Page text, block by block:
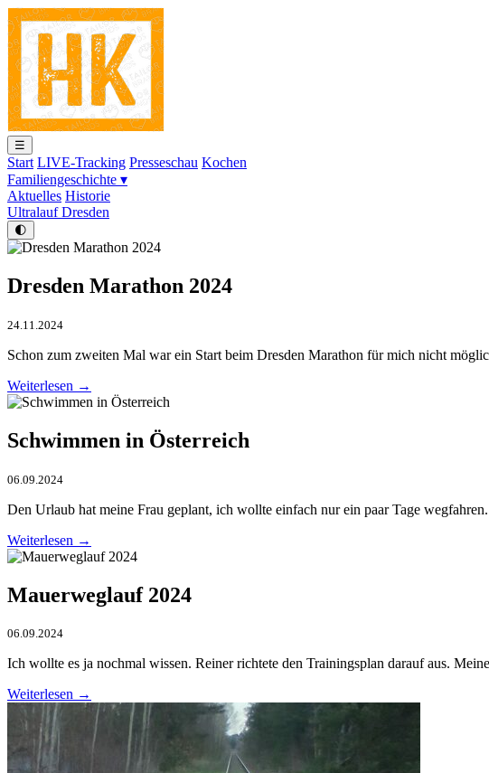
☰
Start LIVE-Tracking Presseschau Kochen
Familiengeschichte ▾
Aktuelles Historie
Ultralauf Dresden
🌓
Dresden Marathon 2024
24.11.2024
Schon zum zweiten Mal war ein Start beim Dresden Marathon für mich nicht
Weiterlesen →
Schwimmen in Österreich
06.09.2024
Den Urlaub hat meine Frau geplant, ich wollte einfach nur ein paar Tage
Weiterlesen →
Mauerweglauf 2024
06.09.2024
Ich wollte es ja nochmal wissen. Reiner richtete den Trainingsplan darauf aus.
Weiterlesen →